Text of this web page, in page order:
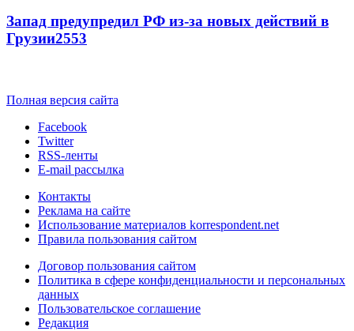
Запад предупредил РФ из-за новых действий в
Грузии2553
Полная версия сайта
Facebook
Twitter
RSS-ленты
E-mail рассылка
Контакты
Реклама на сайте
Использование материалов korrespondent.net
Правила пользования сайтом
Договор пользования сайтом
Политика в сфере конфиденциальности и персональных
данных
Пользовательское соглашение
Редакция